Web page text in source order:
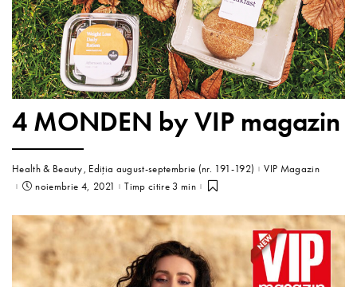
4 MONDEN by VIP magazin
Health & Beauty Ediția august-septembrie (nr. 191-192)
VIP Magazin
noiembrie 4, 2021
Timp citire 3 min